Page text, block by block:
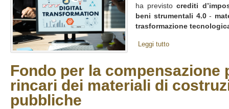
ha previstocrediti
beni strumentali 4.0-
trasformazione
Leggi tutto
Fondo per la compensazione
rincari dei materiali di
pubbliche